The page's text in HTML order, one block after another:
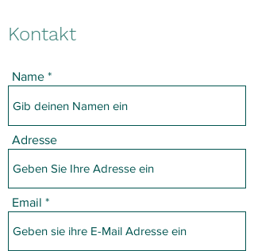
Kontakt
Name
Adresse
Email